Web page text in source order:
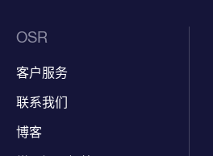
OSR
客户服务
联系我们
博客